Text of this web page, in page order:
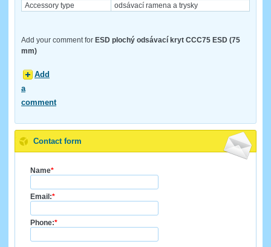
Accessory type
odsávací ramena a trysky
Add your comment for ESD plochý odsávací kryt CCC75 ESD (75
mm)
Add
a
comment
Contact form
Name*
Email:*
Phone:*